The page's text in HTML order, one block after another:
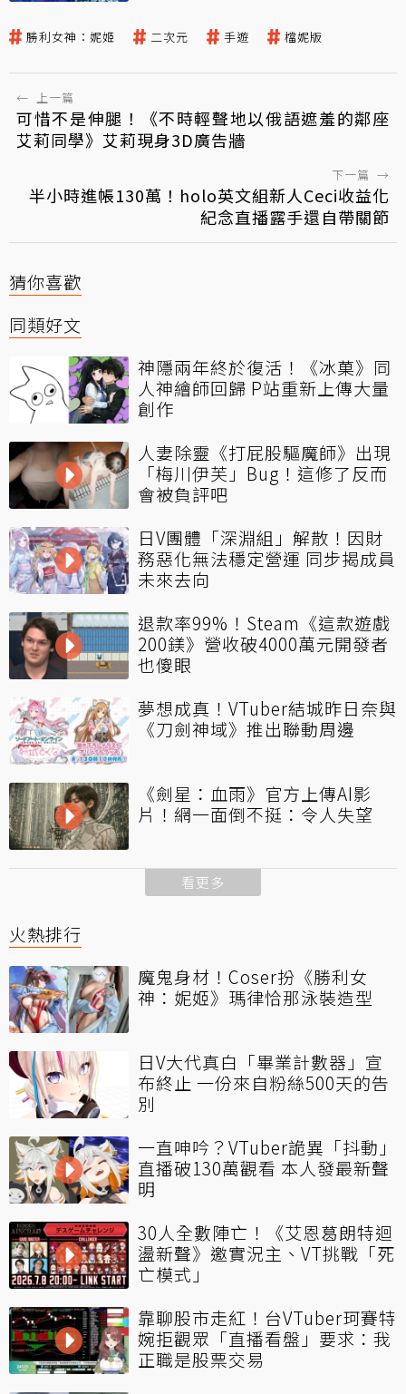
勝利女神：妮姬 二次元 手遊 檔妮版
← 上一篇
可惜不是伸腿！《不時輕聲地以俄語遮羞的鄰座
艾莉同學》艾莉現身3D廣告牆
下一篇 →
半小時進帳130萬！holo英文組新人Ceci收益化
紀念直播露手還自帶關節
猜你喜歡
同類好文
神隱兩年終於復活！《冰菓》同
人神繪師回歸 P站重新上傳大量
創作
人妻除靈《打屁股驅魔師》出現
「梅川伊芙」Bug！這修了反而
會被負評吧
日V團體「深淵組」解散！因財
務惡化無法穩定營運 同步揭成員
未來去向
退款率99%！Steam《這款遊戲
200鎂》營收破4000萬元開發者
也傻眼
夢想成真！VTuber結城昨日奈與
《刀劍神域》推出聯動周邊
《劍星：血雨》官方上傳AI影
片！網一面倒不挺：令人失望
看更多
火熱排行
魔鬼身材！Coser扮《勝利女
神：妮姬》瑪律恰那泳裝造型
日V大代真白「畢業計數器」宣
布終止 一份來自粉絲500天的告
別
一直呻吟？VTuber詭異「抖動」
直播破130萬觀看 本人發最新聲
明
30人全數陣亡！《艾恩葛朗特迴
盪新聲》邀實況主、VT挑戰「死
亡模式」
靠聊股市走紅！台VTuber珂賽特
婉拒觀眾「直播看盤」要求：我
正職是股票交易